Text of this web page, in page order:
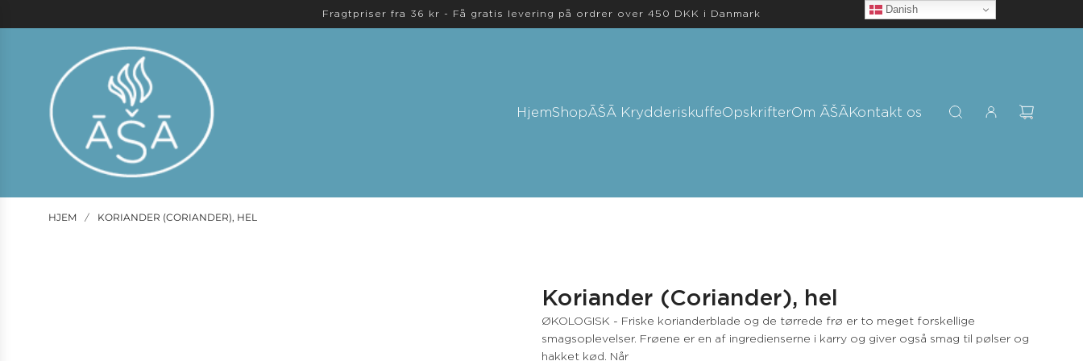
Fragtpriser fra 36 kr - Få gratis levering på ordrer over 450 DKK i Danmark
HjemShopĀŠĀ KrydderiskuffeOpskrifterOm ĀŠĀ Kontakt os
HJEM / KORIANDER (CORIANDER), HEL
Koriander (Coriander), hel
ØKOLOGISK - Friske korianderblade og de tørrede frø er to meget forskellige
smagsoplevelser. Frøene er en af ingredienserne i karry og giver også smag til pølser og
hakket kød. Når
Danish